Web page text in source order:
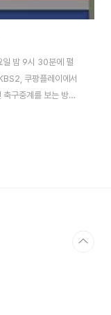
일 밤 9시 30분에 펼
쿠팡플레이에서
구중계를 보는 방법
실 점은 한국 태국
주세요! 한국 vs 태